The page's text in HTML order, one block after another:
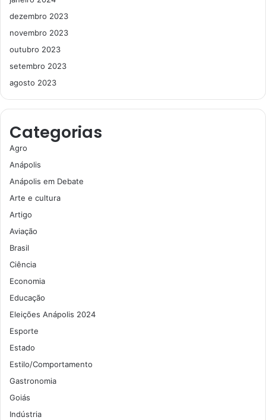
dezembro 2023
novembro 2023
outubro 2023
setembro 2023
agosto 2023
Categorias
Agro
Anápolis
Anápolis em Debate
Arte e cultura
Artigo
Aviação
Brasil
Ciência
Economia
Educação
Eleições Anápolis 2024
Esporte
Estado
Estilo/Comportamento
Gastronomia
Goiás
Indústria